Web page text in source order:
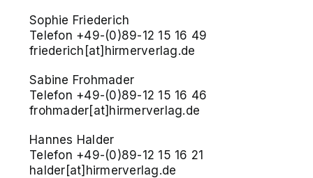
Sophie Friederich
Telefon +49-(0)89-12 15 16 49
friederich[at]hirmerverlag.de
Sabine Frohmader
Telefon +49-(0)89-12 15 16 46
frohmader[at]hirmerverlag.de
Hannes Halder
Telefon +49-(0)89-12 15 16 21
halder[at]hirmerverlag.de